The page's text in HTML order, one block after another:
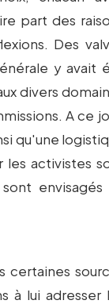
part des
Des
y avait
divers
A ce
qu'une
les activistes
certaines
à lui adresser